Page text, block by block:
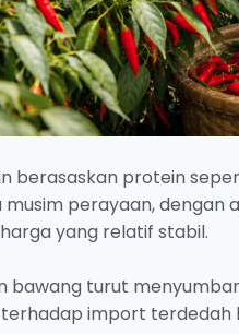
berasaskan protein
perayaan, dengan
yang relatif stabil.
bawang turut
import terdedah